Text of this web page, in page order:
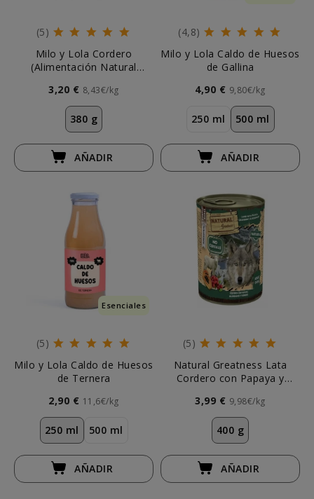
(5)
Milo y Lola Cordero
(Alimentación Natural
3,20 € 8,43€/kg
380 g
AÑADIR
(4,8)
Milo y Lola Caldo de Huesos
de Gallina
4,90 € 9,80€/kg
250 ml 500 ml
AÑADIR
Esenciales
(5)
Milo y Lola Caldo de Huesos
de Ternera
2,90 € 11,6€/kg
250 ml 500 ml
AÑADIR
(5)
Natural Greatness Lata
Cordero con Papaya y
3,99 € 9,98€/kg
400 g
AÑADIR